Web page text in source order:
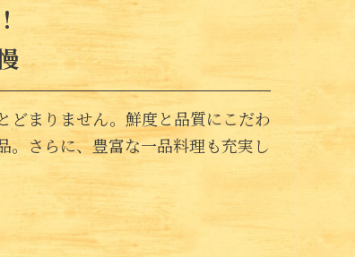
どまりません。鮮度と品質にこだわ
。さらに、豊富な一品料理も充実し